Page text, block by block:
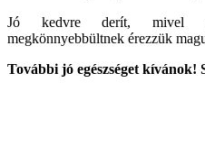
Jó kedvre derít, mivel
megkönnyebbültnek érezzük
További jó egészséget kívánok!